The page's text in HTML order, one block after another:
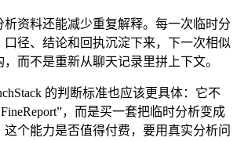
析资料还能减少重复解释。每一次临时分
径、结论和回执沉淀下来，下一次相似
而不是重新从聊天记录里拼上下文。
的判断标准也应该更具体：它不
，而是买一套把临时分析变成
个能力是否值得付费，要用真实分析问